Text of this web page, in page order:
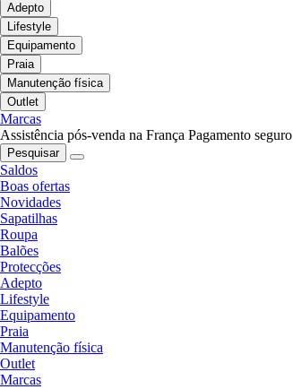
Adepto
Lifestyle
Equipamento
Praia
Manutenção física
Outlet
Marcas
Assistência pós-venda na França Pagamento seguro
Pesquisar
Saldos
Boas ofertas
Novidades
Sapatilhas
Roupa
Balões
Protecções
Adepto
Lifestyle
Equipamento
Praia
Manutenção física
Outlet
Marcas